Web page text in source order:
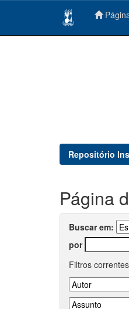
Repositório
Página
Buscar em:
por
Filtros